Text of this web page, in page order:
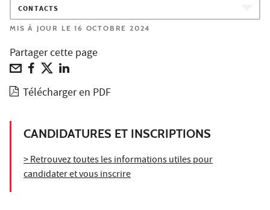
CONTACTS
MIS À JOUR LE 16 OCTOBRE 2024
Partager cette page
Télécharger en PDF
CANDIDATURES ET INSCRIPTIONS
> Retrouvez toutes les informations utiles pour
candidater et vous inscrire